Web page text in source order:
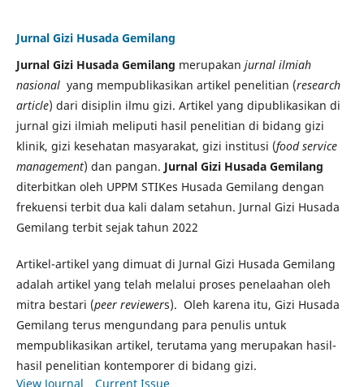
Jurnal Gizi Husada Gemilang
Jurnal Gizi Husada Gemilang merupakan jurnal ilmiah
nasionalyang mempublikasikan artikel penelitian (research
article) dari disiplin ilmu gizi. Artikel yang dipublikasikan di
jurnal gizi ilmiah meliputi hasil penelitian di bidang gizi
klinik, gizi kesehatan masyarakat, gizi institusi (food service
management) dan pangan. Jurnal Gizi Husada Gemilang
diterbitkan oleh UPPM STIKes Husada Gemilang dengan
frekuensi terbit dua kali dalam setahun. Jurnal Gizi Husada
Gemilang terbit sejak tahun 2022
Artikel-artikel yang dimuat di Jurnal Gizi Husada Gemilang
adalah artikel yang telah melalui proses penelaahan oleh
mitra bestari (peer reviewers). Oleh karena itu, Gizi Husada
Gemilang terus mengundang para penulis untuk
mempublikasikan artikel, terutama yang merupakan hasil-
hasil penelitian kontemporer di bidang gizi.
View Journal
Current Issue